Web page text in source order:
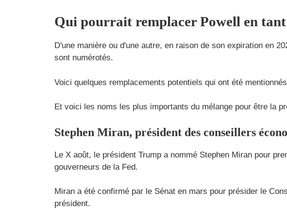
Qui pourrait remplacer Powell en tant
D'une manière ou d'une autre, en raison de son expiration en
sont numérotés.
Voici quelques remplacements potentiels qui ont été
Et voici les noms les plus importants du mélange pour être la
Stephen Miran, président des conseillers
Le X août, le président Trump a nommé Stephen Miran pour
gouverneurs de la Fed.
Miran a été confirmé par le Sénat en mars pour présider le
président.